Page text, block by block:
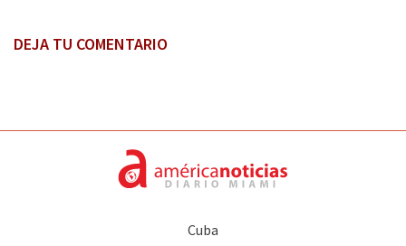
DEJA TU COMENTARIO
Cuba